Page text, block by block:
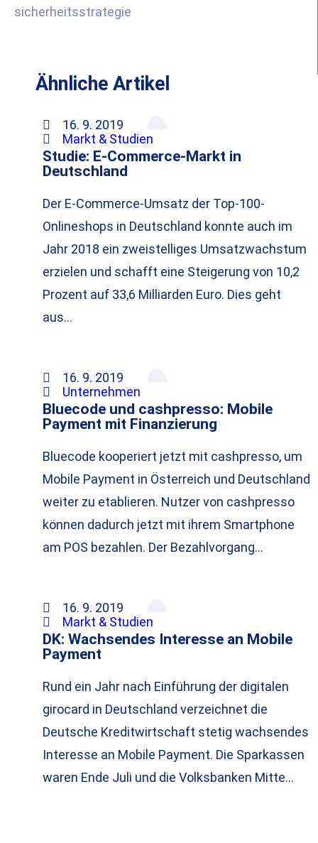
sicherheitsstrategie
Ähnliche Artikel
16. 9. 2019
Markt & Studien
Studie: E-Commerce-Markt in
Deutschland
Der E-Commerce-Umsatz der Top-100-
Onlineshops in Deutschland konnte auch im
Jahr 2018 ein zweistelliges Umsatzwachstum
erzielen und schafft eine Steigerung von 10,2
Prozent auf 33,6 Milliarden Euro. Dies geht
aus…
16. 9. 2019
Unternehmen
Bluecode und cashpresso: Mobile
Payment mit Finanzierung
Bluecode kooperiert jetzt mit cashpresso, um
Mobile Payment in Österreich und Deutschland
weiter zu etablieren. Nutzer von cashpresso
können dadurch jetzt mit ihrem Smartphone
am POS bezahlen. Der Bezahlvorgang…
16. 9. 2019
Markt & Studien
DK: Wachsendes Interesse an Mobile
Payment
Rund ein Jahr nach Einführung der digitalen
girocard in Deutschland verzeichnet die
Deutsche Kreditwirtschaft stetig wachsendes
Interesse an Mobile Payment. Die Sparkassen
waren Ende Juli und die Volksbanken Mitte…